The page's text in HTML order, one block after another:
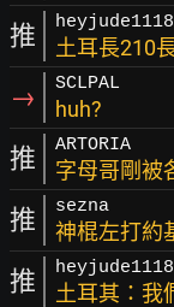
推 heyjude1118
土耳長210
→ SCLPAL
huh?
推 ARTORIA
字母哥剛被
推 sezna
神棍左打約
推 heyjude1118
土耳其：我